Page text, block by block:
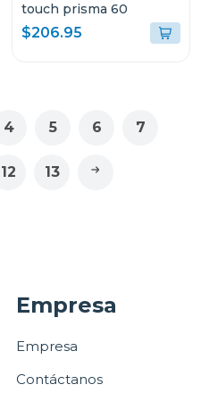
touch prisma 60
$206.95
4 5 6 7
12 13
Empresa
Empresa
Contáctanos